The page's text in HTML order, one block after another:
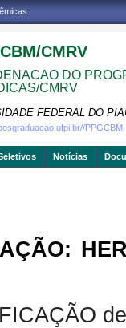
CMRV
DO
CMRV
FEDERAL DO
PPGCBM
Notícias